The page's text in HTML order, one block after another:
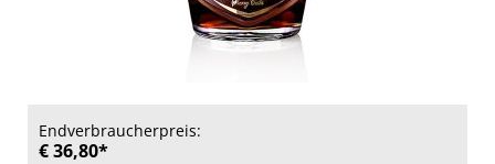
Endverbraucherpreis:
€ 36,80*